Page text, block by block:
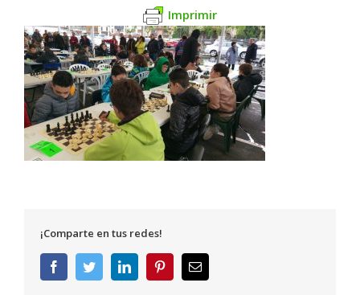
Imprimir
¡Comparte en tus redes!
FacebookTwitterLinkedInPinterestCorreo
electrónico